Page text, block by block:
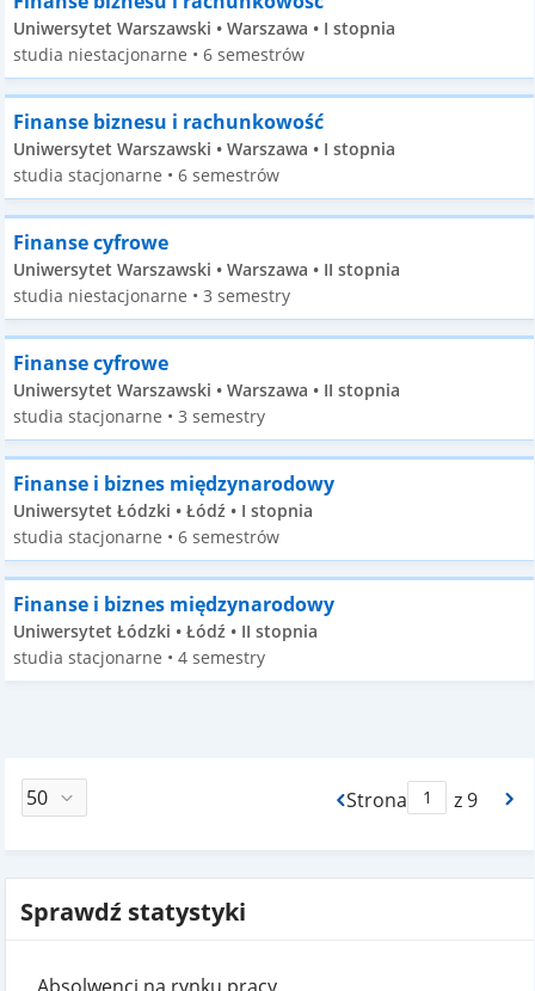
Uniwersytet Warszawski • Warszawa • I stopnia
studia niestacjonarne • 6 semestrów
Finanse biznesu i rachunkowość
Uniwersytet Warszawski • Warszawa • I stopnia
studia stacjonarne • 6 semestrów
Finanse cyfrowe
Uniwersytet Warszawski • Warszawa • II stopnia
studia niestacjonarne • 3 semestry
Finanse cyfrowe
Uniwersytet Warszawski • Warszawa • II stopnia
studia stacjonarne • 3 semestry
Finanse i biznes międzynarodowy
Uniwersytet Łódzki • Łódź • I stopnia
studia stacjonarne • 6 semestrów
Finanse i biznes międzynarodowy
Uniwersytet Łódzki • Łódź • II stopnia
studia stacjonarne • 4 semestry
Strona
Max Stronaz 9
Sprawdź statystyki